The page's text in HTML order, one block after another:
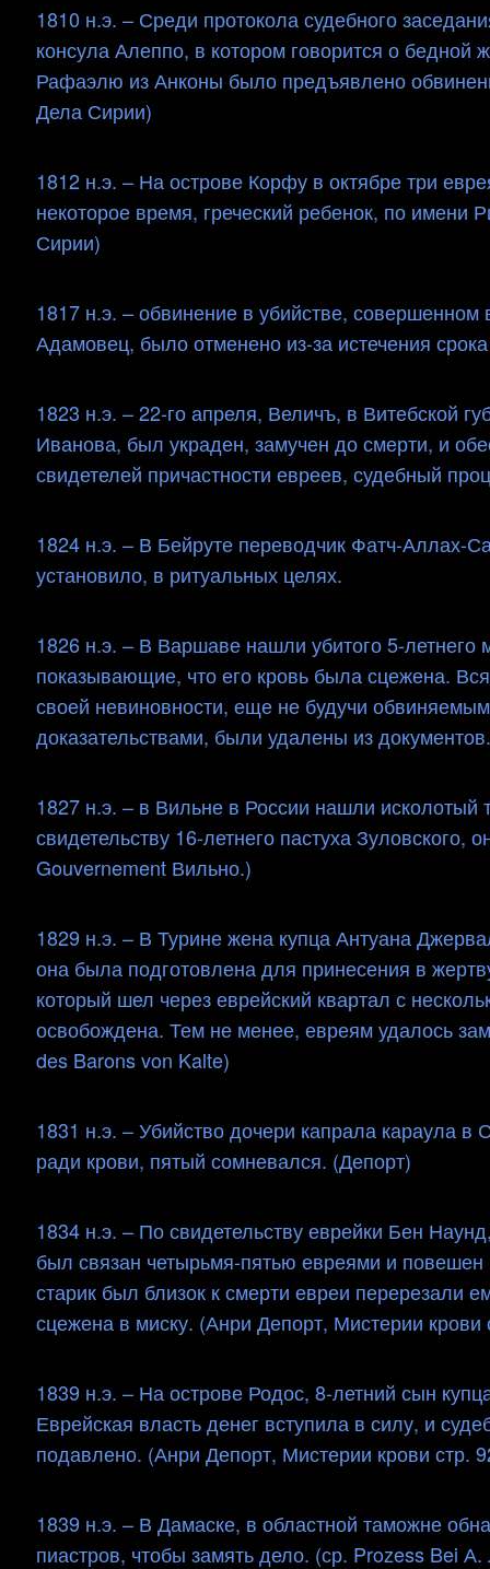
1810 н.э. – Среди протокола судебного
консула Алеппо, в котором говорится о
Рафаэлю из Анконы было предъявлено
Дела Сирии)
1812 н.э. – На острове Корфу в октябре три
некоторое время, греческий ребенок, по
Сирии)
1817 н.э. – обвинение в убийстве,
Адамовец, было отменено из-за истечения
1823 н.э. – 22-го апреля, Величъ, в Витебской
Иванова, был украден, замучен до смерти, и
свидетелей причастности евреев, судебный
1824 н.э. – В Бейруте переводчик Фатч-Аллах-
установило, в ритуальных целях.
1826 н.э. – В Варшаве нашли убитого 5-летнего
показывающие, что его кровь была сцежена.
своей невиновности, еще не будучи
доказательствами, были удалены из
1827 н.э. – в Вильне в России нашли
свидетельству 16-летнего пастуха
Gouvernement Вильно.)
1829 н.э. – В Турине жена купца Антуана
она была подготовлена ​​для принесения в
который шел через еврейский квартал с
освобождена. Тем не менее, евреям удалось
des Barons von Kalte)
1831 н.э. – Убийство дочери капрала караула в
ради крови, пятый сомневался. (Депорт)
1834 н.э. – По свидетельству еврейки Бен
был связан четырьмя-пятью евреями и
старик был близок к смерти евреи перерезали
сцежена в миску. (Анри Депорт, Мистерии крови
1839 н.э. – На острове Родос, 8-летний сын
Еврейская власть денег вступила в силу, и
подавлено. (Анри Депорт, Мистерии крови стр.
1839 н.э. – В Дамаске, в областной таможне
пиастров, чтобы замять дело. (ср. Prozess Bei